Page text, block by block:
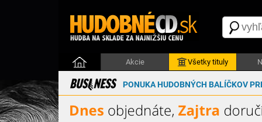
Akcie Všetky tituly
PONUKA HUDOBNÝCH BALÍČKOV